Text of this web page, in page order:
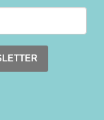
to browse